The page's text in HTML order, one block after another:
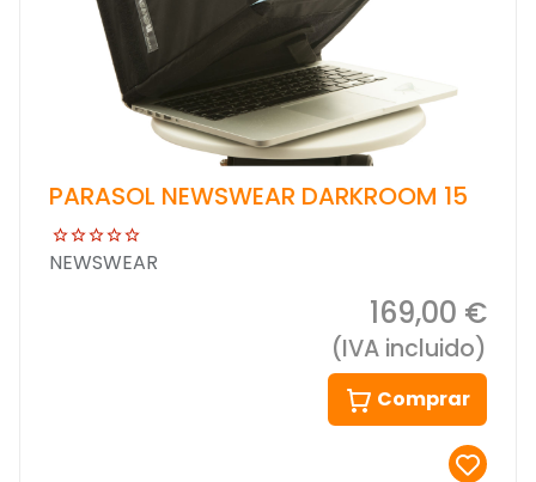
PARASOL NEWSWEAR DARKROOM 15
NEWSWEAR
169,00 €
(IVA incluido)
Comprar